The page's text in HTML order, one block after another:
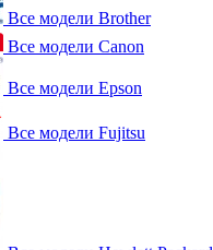
Все модели Brother
Все модели Canon
Все модели Epson
Все модели Fujitsu